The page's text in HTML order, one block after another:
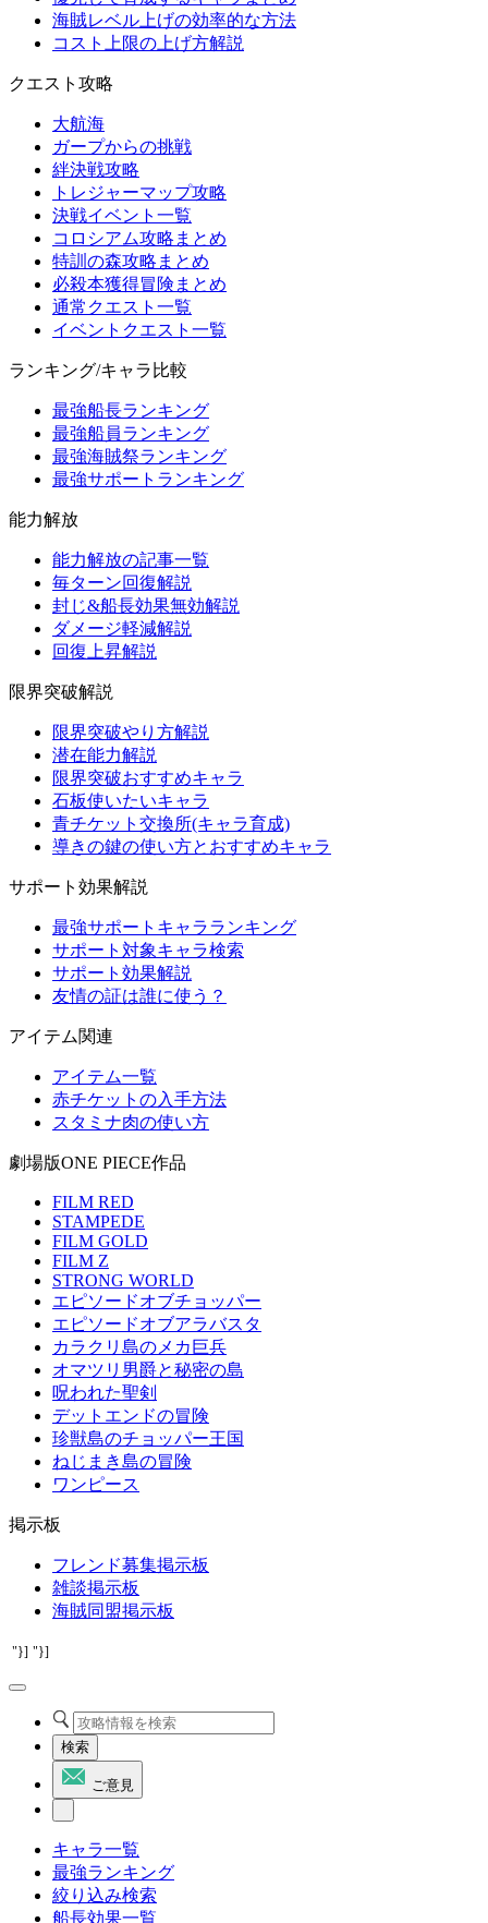
海賊レベル上げの効率的な方法
コスト上限の上げ方解説
クエスト攻略
大航海
ガープからの挑戦
絆決戦攻略
トレジャーマップ攻略
決戦イベント一覧
コロシアム攻略まとめ
特訓の森攻略まとめ
必殺本獲得冒険まとめ
通常クエスト一覧
イベントクエスト一覧
ランキング/キャラ比較
最強船長ランキング
最強船員ランキング
最強海賊祭ランキング
最強サポートランキング
能力解放
能力解放の記事一覧
毎ターン回復解説
封じ&船長効果無効解説
ダメージ軽減解説
回復上昇解説
限界突破解説
限界突破やり方解説
潜在能力解説
限界突破おすすめキャラ
石板使いたいキャラ
青チケット交換所(キャラ育成)
導きの鍵の使い方とおすすめキャラ
サポート効果解説
最強サポートキャラランキング
サポート対象キャラ検索
サポート効果解説
友情の証は誰に使う？
アイテム関連
アイテム一覧
赤チケットの入手方法
スタミナ肉の使い方
劇場版ONE PIECE作品
FILM RED
STAMPEDE
FILM GOLD
FILM Z
STRONG WORLD
エピソードオブチョッパー
エピソードオブアラバスタ
カラクリ島のメカ巨兵
オマツリ男爵と秘密の島
呪われた聖剣
デットエンドの冒険
珍獣島のチョッパー王国
ねじまき島の冒険
ワンピース
掲示板
フレンド募集掲示板
雑談掲示板
海賊同盟掲示板
"}] "}]
検索
ご意見
キャラ一覧
最強ランキング
絞り込み検索
船長効果一覧